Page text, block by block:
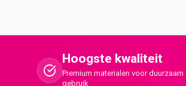
Hoogste kwaliteit
Premium materialen voor duurzaam
gebruik